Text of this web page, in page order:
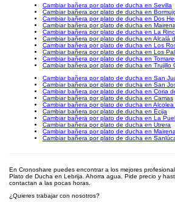
Cambiar bañera por plato de ducha en Sevilla
Cambiar bañera por plato de ducha en
Cambiar bañera por plato de ducha en Dos
Cambiar bañera por plato de ducha en
Cambiar bañera por plato de ducha en La
Cambiar bañera por plato de ducha en Alcalá
Cambiar bañera por plato de ducha en Los
Cambiar bañera por plato de ducha en Los
Cambiar bañera por plato de ducha en
Cambiar bañera por plato de ducha en Trujillo
Cambiar bañera por plato de ducha en San
Cambiar bañera por plato de ducha en San
Cambiar bañera por plato de ducha en Coria
Cambiar bañera por plato de ducha en Camas
Cambiar bañera por plato de ducha en
Cambiar bañera por plato de ducha en Écija
Cambiar bañera por plato de ducha en La
Cambiar bañera por plato de ducha en Utrera
Cambiar bañera por plato de ducha en
Cambiar bañera por plato de ducha en
En Cronoshare puedes encontrar a los mejores
Plato de Ducha en Lebrija. Ahorra agua. Pide precio y
contactan a las pocas horas.
¿Quieres trabajar con nosotros?